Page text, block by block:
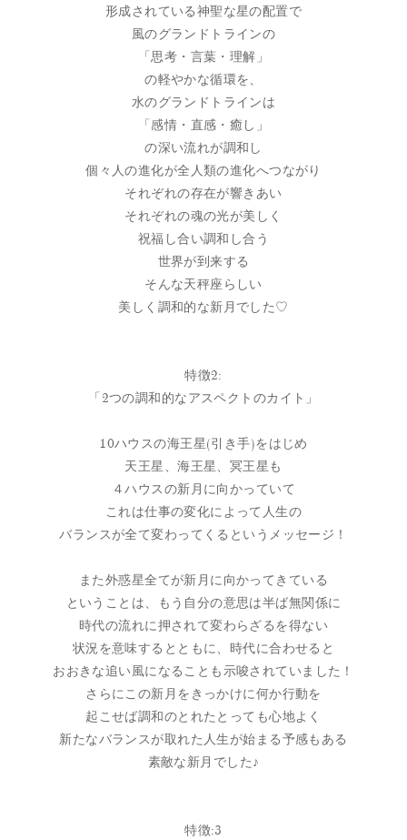
形成されている神聖な星の配置で
風のグランドトラインの
「思考・言葉・理解」
の軽やかな循環を、
水のグランドトラインは
「感情・直感・癒し」
の深い流れが調和し
個々人の進化が全人類の進化へつながり
それぞれの存在が響きあい
それぞれの魂の光が美しく
祝福し合い調和し合う
世界が到来する
そんな天秤座らしい
美しく調和的な新月でした♡
特徴2:
「2つの調和的なアスペクトのカイト」
10ハウスの海王星(引き手)をはじめ
天王星、海王星、冥王星も
４ハウスの新月に向かっていて
これは仕事の変化によって人生の
バランスが全て変わってくるというメッセージ！
また外惑星全てが新月に向かってきている
ということは、もう自分の意思は半ば無関係に
時代の流れに押されて変わらざるを得ない
状況を意味するとともに、時代に合わせると
おおきな追い風になることも示唆されていました！
さらにこの新月をきっかけに何か行動を
起こせば調和のとれたとっても心地よく
新たなバランスが取れた人生が始まる予感もある
素敵な新月でした♪
特徴:3